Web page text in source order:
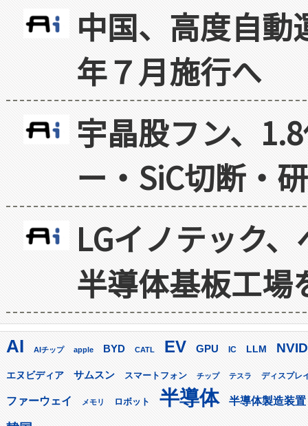
中国、高度自
年７月施行へ
宇晶股フン、
ー・SiC切断・
LGイノテック
半導体基板工場
AI AIチップ apple BYD CATL EV GPU IC LLM
エヌビディア サムスン スマートフォン チップ テスラ ディスプレ
ファーウェイ メモリ ロボット 半導体 半導体製造装置